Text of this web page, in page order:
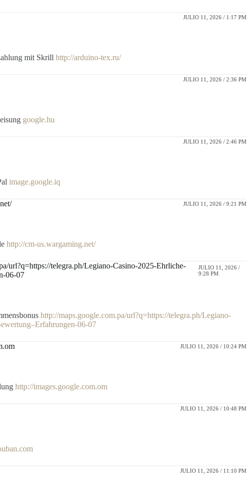
JULIO 11, 2026 / 1:17 PM
mit Skrill http://arduino-tex.ru/
JULIO 11, 2026 / 2:36 PM
google.hu
JULIO 11, 2026 / 2:46 PM
image.google.iq
JULIO 11, 2026 / 9:21 PM
http://cm-us.wargaming.net/
url?q=https://telegra.ph/Legiano-Casino-2025-Ehrliche-
06-07
JULIO 11, 2026 /
9:28 PM
http://maps.google.com.pa/url?q=https://telegra.ph/Legiano-
06-07
JULIO 11, 2026 / 10:24 PM
http://images.google.com.om
JULIO 11, 2026 / 10:48 PM
JULIO 11, 2026 / 11:10 PM